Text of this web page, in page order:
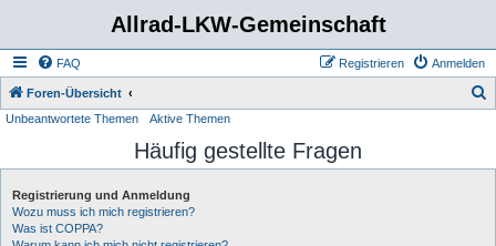
Allrad-LKW-Gemeinschaft
FAQ Anmelden
Registrieren
Foren-Übersicht
h
Unbeantwortete Themen Aktive Themen
Häufig gestellte Fragen
Registrierung und Anmeldung
Wozu muss ich mich registrieren?
Was ist COPPA?